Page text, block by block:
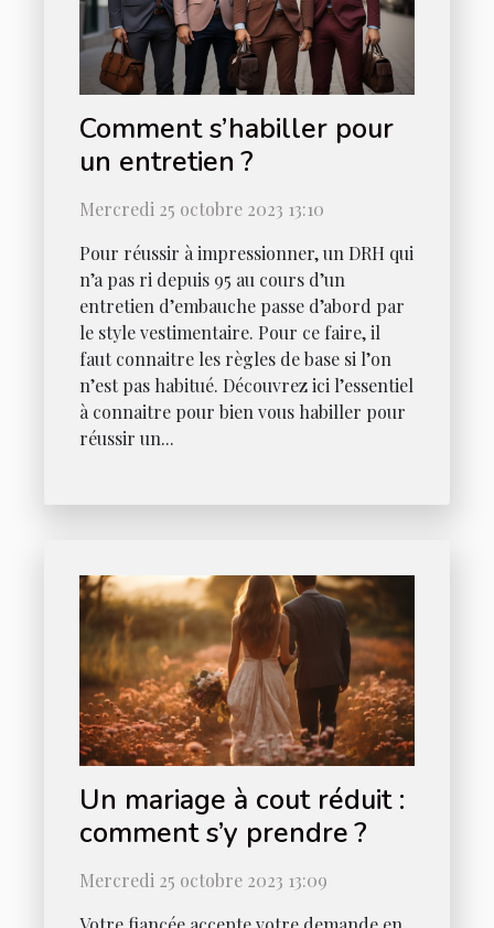
Comment s’habiller pour
un entretien ?
Mercredi 25 octobre 2023 13:10
Pour réussir à impressionner, un DRH qui
n’a pas ri depuis 95 au cours d’un
entretien d’embauche passe d’abord par
le style vestimentaire. Pour ce faire, il
faut connaitre les règles de base si l’on
n’est pas habitué. Découvrez ici l’essentiel
à connaitre pour bien vous habiller pour
réussir un...
Un mariage à cout réduit :
comment s’y prendre ?
Mercredi 25 octobre 2023 13:09